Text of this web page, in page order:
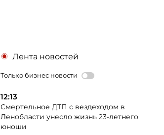
Лента новостей
Только бизнес новости
12:13
Смертельное ДТП с вездеходом в
Ленобласти унесло жизнь 23-летнего
юноши